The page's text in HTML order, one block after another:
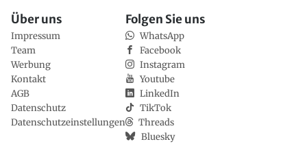
Über uns
Impressum
Team
Werbung
Kontakt
AGB
Datenschutz
Datenschutzeinstellungen
Folgen Sie uns
WhatsApp
Facebook
Instagram
Youtube
LinkedIn
TikTok
Threads
Bluesky